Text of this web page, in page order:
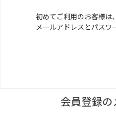
初めてご利用のお客様は
メールアドレスとパスワ
会員登録の